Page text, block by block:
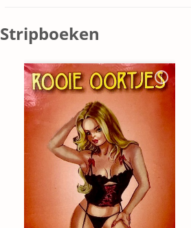
Stripboeken